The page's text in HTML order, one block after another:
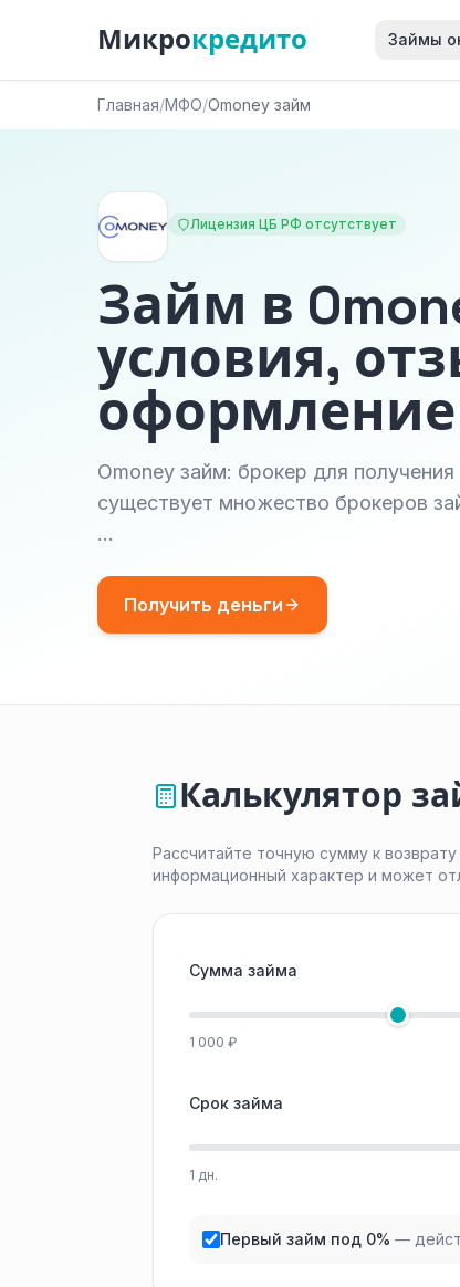
Микрокредито Займы
Главная/МФО/Omoney займ
Лицензия ЦБ РФ отсутствует
Займ в
условия,
оформление
Omoney займ: брокер для
существует множество брокеров
…
Получить деньги
Калькулятор
Рассчитайте точную сумму к
информационный характер и может
Сумма займа
1 000 ₽
Срок займа
1 дн.
Первый займ под 0% —